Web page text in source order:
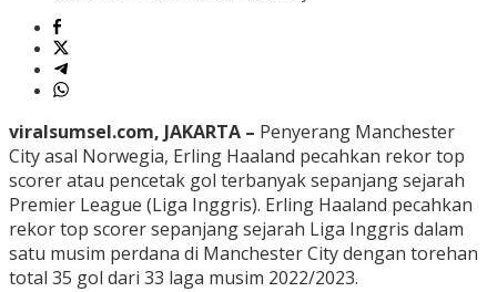
viralsumsel.com, JAKARTA – Penyerang Manchester
City asal Norwegia, Erling Haaland pecahkan rekor top
scorer atau pencetak gol terbanyak sepanjang sejarah
Premier League (Liga Inggris). Erling Haaland pecahkan
rekor top scorer sepanjang sejarah Liga Inggris dalam
satu musim perdana di Manchester City dengan torehan
total 35 gol dari 33 laga musim 2022/2023.